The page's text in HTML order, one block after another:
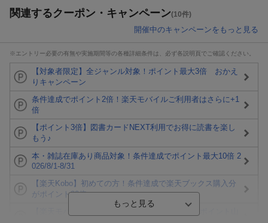
関連するクーポン・キャンペーン(10件)
開催中のキャンペーンをもっと見る
※エントリー必要の有無や実施期間等の各種詳細条件は、必ず各説明頁でご確認ください。
【対象者限定】全ジャンル対象！ポイント最大3倍 おかえ
りキャンペーン
条件達成でポイント2倍！楽天モバイルご利用者はさらに+1
倍
【ポイント3倍】図書カードNEXT利用でお得に読書を楽し
もう♪
本・雑誌在庫あり商品対象！条件達成でポイント最大10倍 2
026/8/1-8/31
【楽天Kobo】初めての方！条件達成で楽天ブックス購入分
がポイント20倍